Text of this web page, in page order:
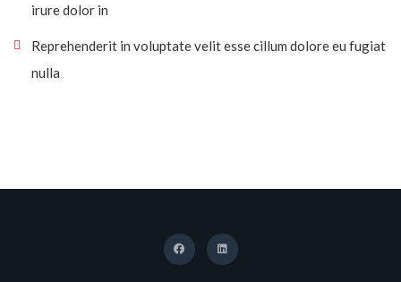
irure dolor in
Reprehenderit in voluptate velit esse cillum dolore eu fugiat
nulla